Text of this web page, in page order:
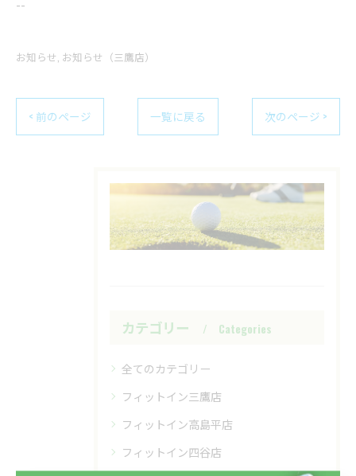
--
お知らせ お知らせ（三鷹店）
< 前のページ 一覧に戻る 次のページ >
カテゴリー Categories
全てのカテゴリー
フィットイン三鷹店
フィットイン高島平店
フィットイン四谷店